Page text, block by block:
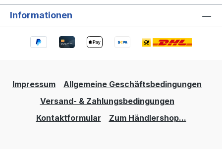
Informationen
Impressum
Allgemeine Geschäftsbedingungen
Versand- & Zahlungsbedingungen
Kontaktformular
Zum Händlershop...